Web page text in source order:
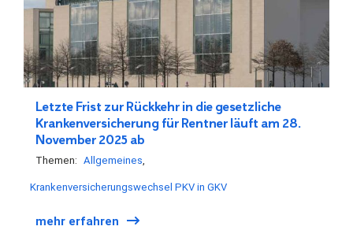
Letzte Frist zur Rückkehr in die gesetzliche
Krankenversicherung für Rentner läuft am 28.
November 2025 ab
Themen: Allgemeines
Krankenversicherungswechsel PKV in GKV
mehr erfahren